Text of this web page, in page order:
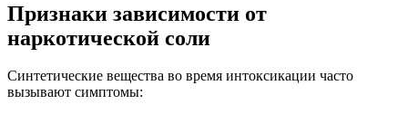
Признаки зависимости от
наркотической соли
Синтетические вещества во время интоксикации часто
вызывают симптомы: